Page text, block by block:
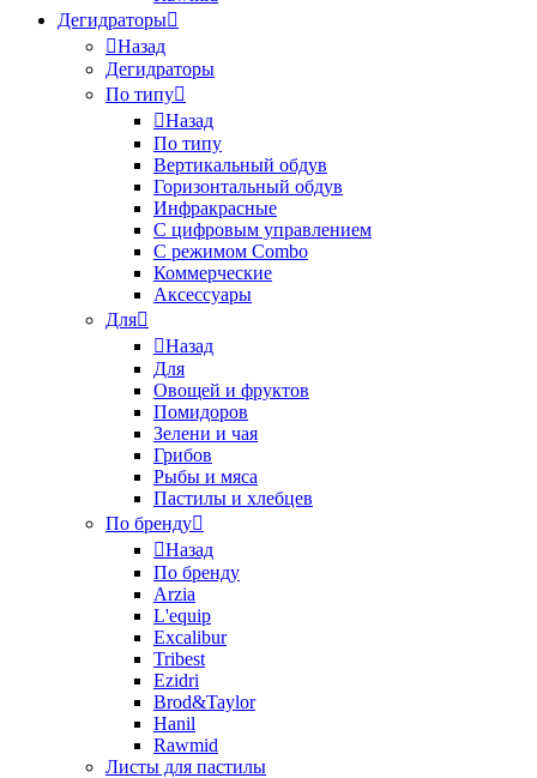
Дегидраторы
Назад
Дегидраторы
По типу
Назад
По типу
Вертикальный обдув
Горизонтальный обдув
Инфракрасные
С цифровым управлением
С режимом Combo
Коммерческие
Аксессуары
Для
Назад
Для
Овощей и фруктов
Помидоров
Зелени и чая
Грибов
Рыбы и мяса
Пастилы и хлебцев
По бренду
Назад
По бренду
Arzia
L'equip
Excalibur
Tribest
Ezidri
Brod&Taylor
Hanil
Rawmid
Листы для пастилы